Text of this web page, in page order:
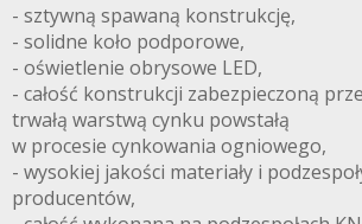
- sztywną spawaną konstrukcję,
- solidne koło podporowe,
- oświetlenie obrysowe LED,
- całość konstrukcji zabezpieczoną
trwałą warstwą cynku powstałą
w procesie cynkowania ogniowego,
- wysokiej jakości materiały i
producentów,